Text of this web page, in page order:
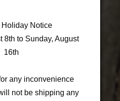
Holiday Notice
8th to Sunday, August
16th
any inconvenience
not be shipping any